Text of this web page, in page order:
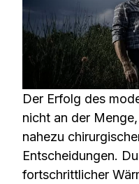
Der Erfolg des
nicht an der
nahezu
Entscheidungen.
fortschrittlicher